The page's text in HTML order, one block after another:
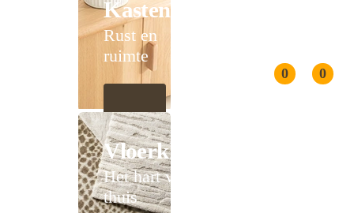
0 0
Kasten
Rust en
ruimte
Vloerkleden
Het hart van
thuis